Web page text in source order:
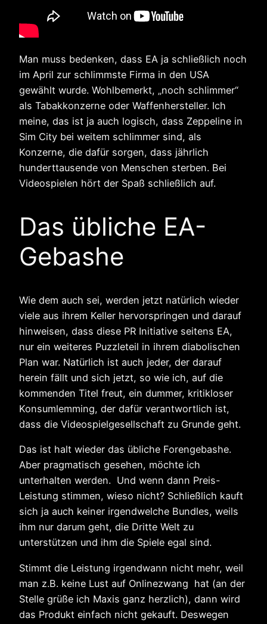
Man muss bedenken, dass EA ja schließlich noch
im April zur schlimmste Firma in den USA
gewählt wurde. Wohlbemerkt, „noch schlimmer“
als Tabakkonzerne oder Waffenhersteller. Ich
meine, das ist ja auch logisch, dass Zeppeline in
Sim City bei weitem schlimmer sind, als
Konzerne, die dafür sorgen, dass jährlich
hunderttausende von Menschen sterben. Bei
Videospielen hört der Spaß schließlich auf.
Das übliche EA-
Gebashe
Wie dem auch sei, werden jetzt natürlich wieder
viele aus ihrem Keller hervorspringen und darauf
hinweisen, dass diese PR Initiative seitens EA,
nur ein weiteres Puzzleteil in ihrem diabolischen
Plan war. Natürlich ist auch jeder, der darauf
herein fällt und sich jetzt, so wie ich, auf die
kommenden Titel freut, ein dummer, kritikloser
Konsumlemming, der dafür verantwortlich ist,
dass die Videospielgesellschaft zu Grunde geht.
Das ist halt wieder das übliche Forengebashe.
Aber pragmatisch gesehen, möchte ich
unterhalten werden. Und wenn dann Preis-
Leistung stimmen, wieso nicht? Schließlich kauft
sich ja auch keiner irgendwelche Bundles, weils
ihm nur darum geht, die Dritte Welt zu
unterstützen und ihm die Spiele egal sind.
Stimmt die Leistung irgendwann nicht mehr, weil
man z.B. keine Lust auf Onlinezwang hat (an der
Stelle grüße ich Maxis ganz herzlich), dann wird
das Produkt einfach nicht gekauft. Deswegen